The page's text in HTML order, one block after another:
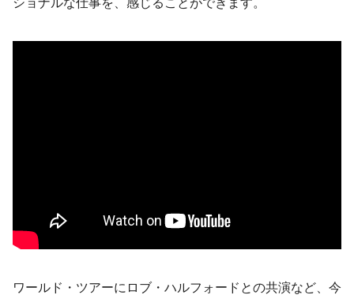
ショナルな仕事を、感じることができます。
ワールド・ツアーにロブ・ハルフォードとの共演など、今